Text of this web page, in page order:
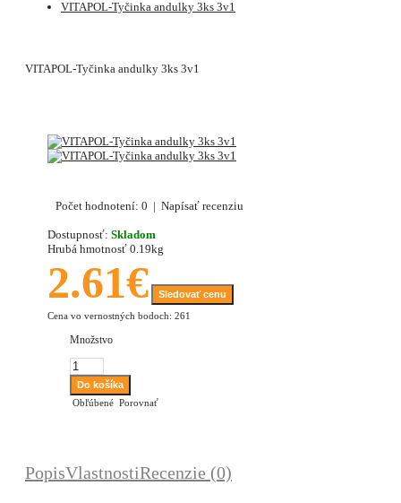
VITAPOL-Tyčinka andulky 3ks 3v1
VITAPOL-Tyčinka andulky 3ks 3v1
Počet hodnotení: 0 | Napísať recenziu
Dostupnosť: Skladom
Hrubá hmotnosť 0.19kg
2.61€
Sledovať cenu
Cena vo vernostných bodoch: 261
Množstvo
Obľúbené Porovnať
PopisVlastnostiRecenzie (0)